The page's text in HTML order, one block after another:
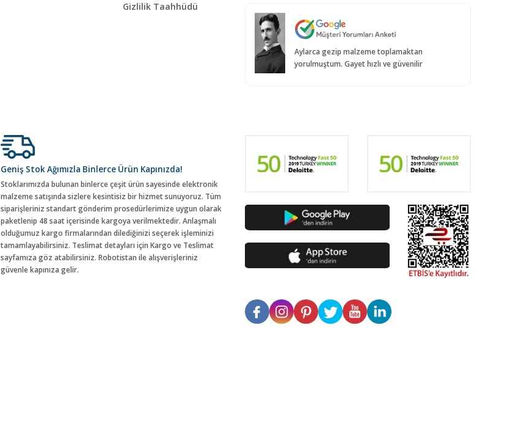
Gizlilik Taahhüdü
Aylarca gezip malzeme toplamaktan
yorulmuştum. Gayet hızlı ve güvenilir
Geniş Stok Ağımızla Binlerce Ürün Kapınızda!
Stoklarımızda bulunan binlerce çeşit ürün sayesinde elektronik
malzeme satışında sizlere kesintisiz bir hizmet sunuyoruz. Tüm
siparişleriniz standart gönderim prosedürlerimize uygun olarak
paketlenip 48 saat içerisinde kargoya verilmektedir. Anlaşmalı
olduğumuz kargo firmalarından dilediğinizi seçerek işleminizi
tamamlayabilirsiniz. Teslimat detayları için Kargo ve Teslimat
sayfamıza göz atabilirsiniz. Robotistan ile alışverişleriniz
güvenle kapınıza gelir.